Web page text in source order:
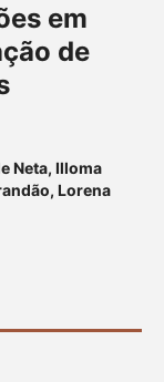
em
de
Neta, Illoma
Lorena